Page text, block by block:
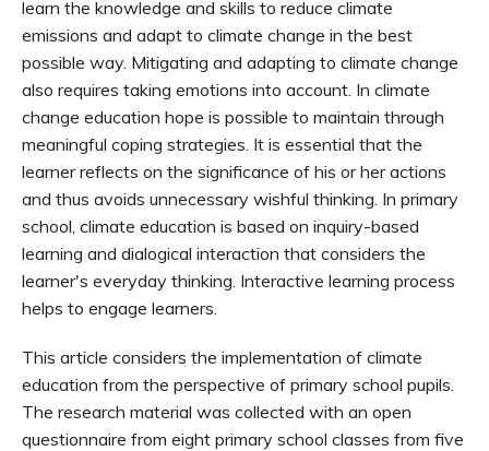
learn the knowledge and skills to reduce climate
emissions and adapt to climate change in the best
possible way. Mitigating and adapting to climate change
also requires taking emotions into account. In climate
change education hope is possible to maintain through
meaningful coping strategies. It is essential that the
learner reflects on the significance of his or her actions
and thus avoids unnecessary wishful thinking. In primary
school, climate education is based on inquiry-based
learning and dialogical interaction that considers the
learner's everyday thinking. Interactive learning process
helps to engage learners.
This article considers the implementation of climate
education from the perspective of primary school pupils.
The research material was collected with an open
questionnaire from eight primary school classes from five